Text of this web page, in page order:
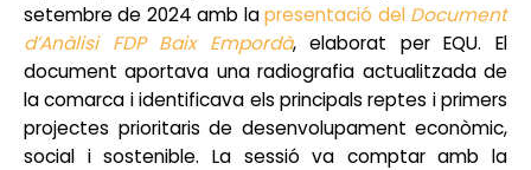
setembre de 2024 amb lapresentació del Document
d’Anàlisi FDP Baix Empordà, elaborat per EQU. El
document aportava una radiografia actualitzada de
la comarca i identificava els principals reptes i primers
projectes prioritaris de desenvolupament econòmic,
social i sostenible. La sessió va comptar amb la